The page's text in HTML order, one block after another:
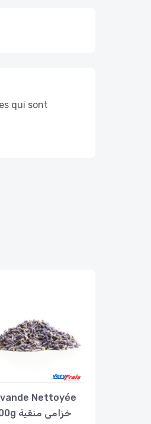
qui sont
Nettoyée
100g خزامى منقية